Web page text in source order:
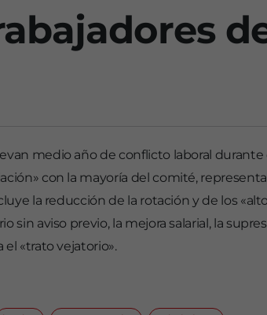
medio año de conflicto laboral
con la mayoría del comité,
la reducción de la rotación y de los
sin aviso previo, la mejora salarial, la
«trato vejatorio».